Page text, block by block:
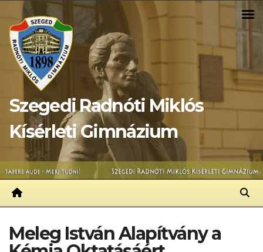
content
Szegedi Radnóti Miklós
Kísérleti Gimnázium
Meleg István Alapítvány a